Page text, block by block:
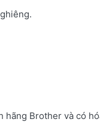
Brother và có